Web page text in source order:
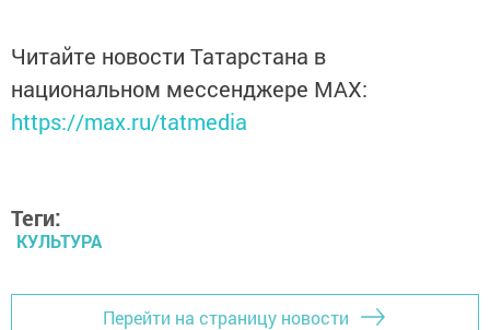
Читайте новости Татарстана в
национальном мессенджере MАХ:
https://max.ru/tatmedia
Теги:
КУЛЬТУРА
Перейти на страницу новости